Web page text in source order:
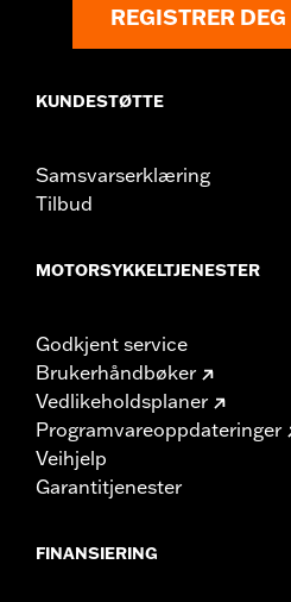
REGISTRER
KUNDESTØTTE
Samsvarserklæring
Tilbud
MOTORSYKKELTJENESTER
Godkjent service
Brukerhåndbøker
Vedlikeholdsplaner
Programvareoppdateringer
Veihjelp
Garantitjenester
FINANSIERING